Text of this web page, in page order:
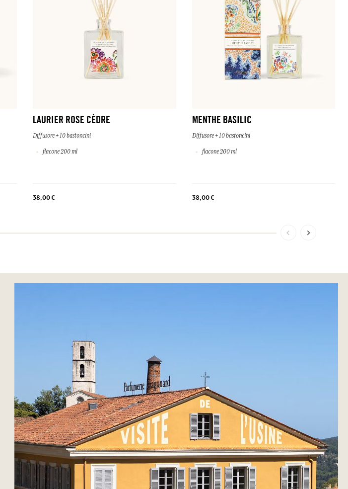
LAURIER ROSE CÈDRE
Diffusore + 10 bastoncini
flacone 200 ml
38,00 €
MENTHE BASILIC
Diffusore + 10 bastoncini
flacone 200 ml
38,00 €